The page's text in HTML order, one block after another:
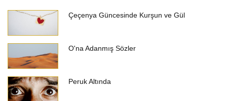
Çeçenya Güncesinde Kurşun ve Gül
O'na Adanmış Sözler
Peruk Altında